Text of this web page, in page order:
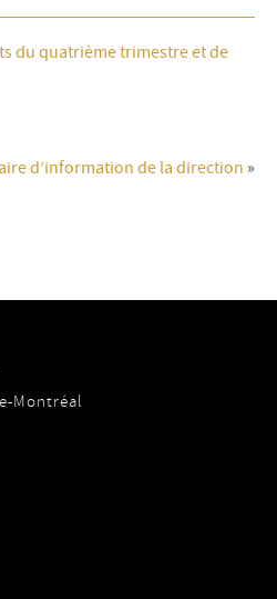
du quatrième trimestre et de
d’information de la direction »
Montréal